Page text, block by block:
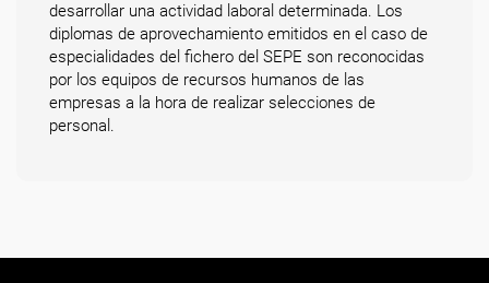
desarrollar una actividad laboral determinada. Los
diplomas de aprovechamiento emitidos en el caso de
especialidades del fichero del SEPE son reconocidas
por los equipos de recursos humanos de las
empresas a la hora de realizar selecciones de
personal.